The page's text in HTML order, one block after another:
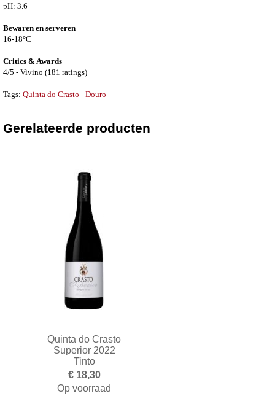
pH: 3.6
Bewaren en serveren
16-18°C
Critics & Awards
4/5 - Vivino (181 ratings)
Tags: Quinta do Crasto - Douro
Gerelateerde producten
Quinta do Crasto
Superior 2022
Tinto
€ 18,30
Op voorraad